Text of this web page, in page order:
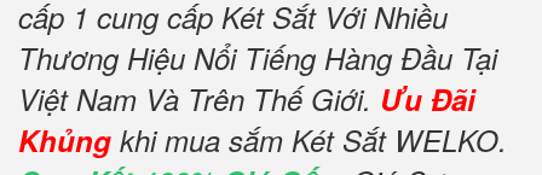
cấp 1 cung cấp Két Sắt Với Nhiều
Thương Hiệu Nổi Tiếng Hàng Đầu Tại
Việt Nam Và Trên Thế Giới. Ưu Đãi
Khủng khi mua sắm Két Sắt WELKO.